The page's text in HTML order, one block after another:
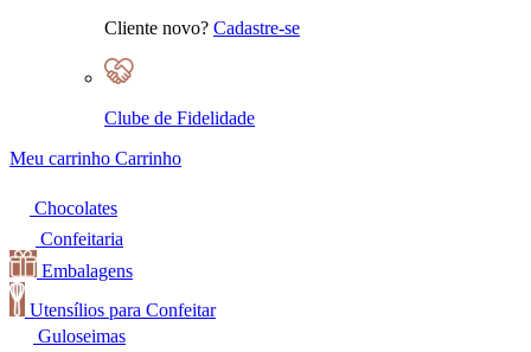
Cliente novo? Cadastre-se
Clube de Fidelidade
Meu carrinho Carrinho
Chocolates
Confeitaria
Embalagens
Utensílios para Confeitar
Guloseimas